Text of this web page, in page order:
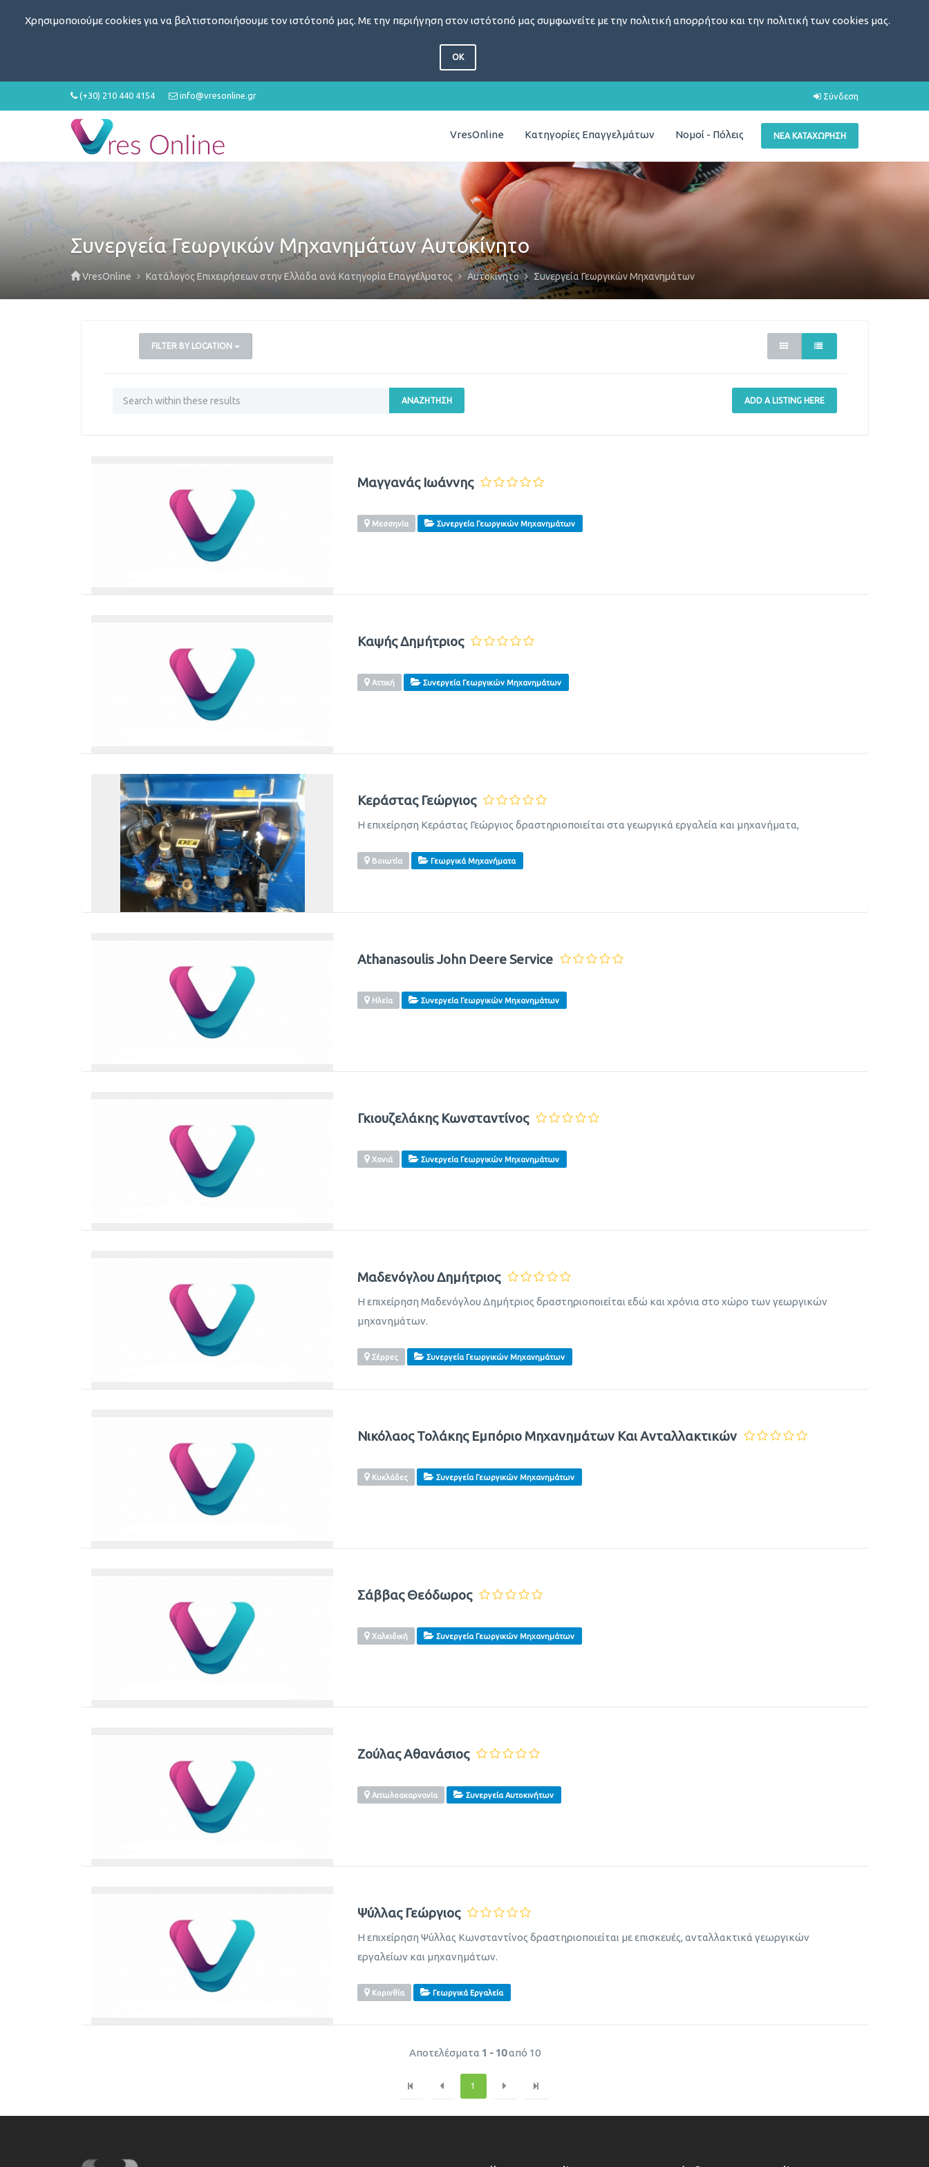
Χρησιμοποιούμε cookies για να βελτιστοποιήσουμε τον ιστότοπό μας. Με την περιήγηση στον ιστότοπό μας συμφωνείτε με την πολιτική απορρήτου και την πολιτική των cookies μας.
OK
Σύνδεση
(+30) 210 440 4154 info@vresonline.gr
ΝΈΑ ΚΑΤΑΧΏΡΗΣΗ
VresOnline Κατηγορίες Επαγγελμάτων Νομοί - Πόλεις
Συνεργεία Γεωργικών Μηχανημάτων Αυτοκίνητο
VresOnline Κατάλογος Επιχειρήσεων στην Ελλάδα ανά Κατηγορία Επαγγέλματος Αυτοκίνητο Συνεργεία Γεωργικών Μηχανημάτων
FILTER BY LOCATION
ΑΝΑΖΉΤΗΣΗ ADD A LISTING HERE
Μαγγανάς Ιωάννης
Μεσσηνία Συνεργεία Γεωργικών Μηχανημάτων
Καψής Δημήτριος
Αττική Συνεργεία Γεωργικών Μηχανημάτων
Κεράστας Γεώργιος
Η επιχείρηση Κεράστας Γεώργιος δραστηριοποιείται στα γεωργικά εργαλεία και μηχανήματα,
Βοιωτία Γεωργικά Μηχανήματα
Athanasoulis John Deere Service
Ηλεία Συνεργεία Γεωργικών Μηχανημάτων
Γκιουζελάκης Κωνσταντίνος
Χανιά Συνεργεία Γεωργικών Μηχανημάτων
Μαδενόγλου Δημήτριος
Η επιχείρηση Μαδενόγλου Δημήτριος δραστηριοποιείται εδώ και χρόνια στο χώρο των γεωργικών
μηχανημάτων.
Σέρρες Συνεργεία Γεωργικών Μηχανημάτων
Νικόλαος Τολάκης Εμπόριο Μηχανημάτων Και Ανταλλακτικών
Κυκλάδες Συνεργεία Γεωργικών Μηχανημάτων
Σάββας Θεόδωρος
Χαλκιδική Συνεργεία Γεωργικών Μηχανημάτων
Ζούλας Αθανάσιος
Αιτωλοακαρνανία Συνεργεία Αυτοκινήτων
Ψύλλας Γεώργιος
Η επιχείρηση Ψύλλας Κωνσταντίνος δραστηριοποιείται με επισκευές, ανταλλακτικά γεωργικών
εργαλείων και μηχανημάτων.
Κορινθία Γεωργικά Εργαλεία
Αποτελέσματα 1 - 10από 10
1